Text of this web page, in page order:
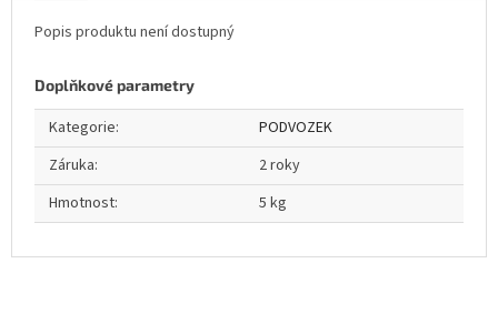
Popis produktu není dostupný
Doplňkové parametry
Kategorie:
PODVOZEK
Záruka:
2 roky
Hmotnost: 5 kg